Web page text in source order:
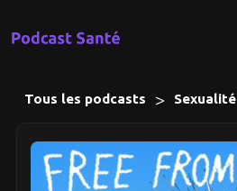
Tous les podcasts > Sexualité